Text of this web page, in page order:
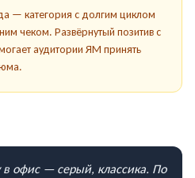
— категория с долгим циклом
чеком. Развёрнутый позитив с
аудитории ЯМ принять
офис — серый, классика. По